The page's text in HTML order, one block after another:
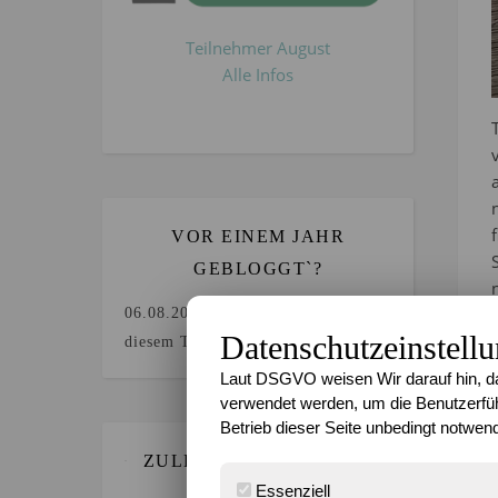
Teilnehmer August
Alle Infos
VOR EINEM JAHR
GEBLOGGT`?
06.08.2025
diesem Tag.
ZULETZT GEBLOGGT…
Laut DSGVO weisen Wir darauf hin,
verwendet werden, um die
Betrieb dieser Seite unbedingt
Essenziell